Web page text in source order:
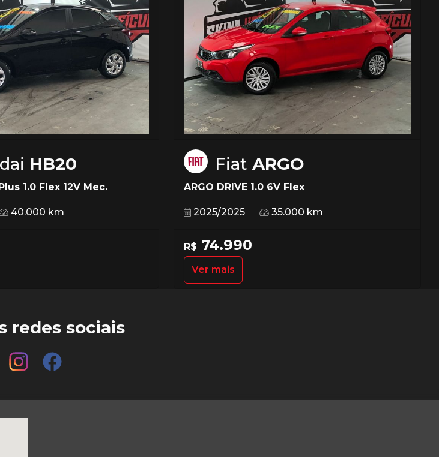
HB20
1.0 Flex 12V Mec.
40.000 km
Fiat ARGO
ARGO DRIVE 1.0 6V Flex
2025/2025 35.000 km
R$ 74.990
Ver mais
redes sociais